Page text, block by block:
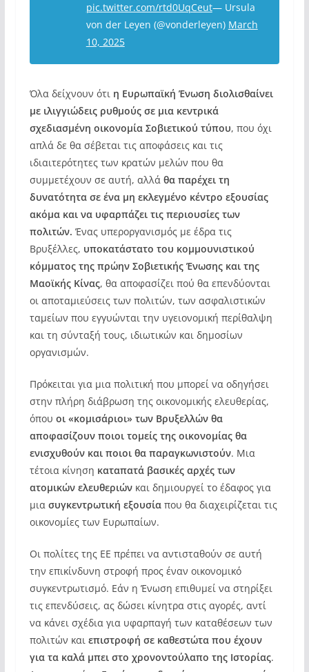
pic.twitter.com/rtd0UqCeut— Ursula
von der Leyen (@vonderleyen) March
10, 2025
Όλα δείχνουν ότι η Ευρωπαϊκή Ένωση διολισθαίνει
με ιλιγγιώδεις ρυθμούς σε μια κεντρικά
σχεδιασμένη οικονομία Σοβιετικού τύπου, που όχι
απλά δε θα σέβεται τις αποφάσεις και τις
ιδιαιτερότητες των κρατών μελών που θα
συμμετέχουν σε αυτή, αλλά θα παρέχει τη
δυνατότητα σε ένα μη εκλεγμένο κέντρο εξουσίας
ακόμα και να υφαρπάζει τις περιουσίες των
πολιτών. Ένας υπεροργανισμός με έδρα τις
Βρυξέλλες, υποκατάστατο του κομμουνιστικού
κόμματος της πρώην Σοβιετικής Ένωσης και της
Μαοϊκής Κίνας, θα αποφασίζει πού θα επενδύονται
οι αποταμιεύσεις των πολιτών, των ασφαλιστικών
ταμείων που εγγυώνται την υγειονομική περίθαλψη
και τη σύνταξή τους, ιδιωτικών και δημοσίων
οργανισμών.
Πρόκειται για μια πολιτική που μπορεί να οδηγήσει
στην πλήρη διάβρωση της οικονομικής ελευθερίας,
όπου οι «κομισάριοι» των Βρυξελλών θα
αποφασίζουν ποιοι τομείς της οικονομίας θα
ενισχυθούν και ποιοι θα παραγκωνιστούν. Μια
τέτοια κίνηση καταπατά βασικές αρχές των
ατομικών ελευθεριώνκαι δημιουργεί το έδαφος για
μια συγκεντρωτική εξουσία που θα διαχειρίζεται τις
οικονομίες των Ευρωπαίων.
Οι πολίτες της ΕΕ πρέπει να αντισταθούν σε αυτή
την επικίνδυνη στροφή προς έναν οικονομικό
συγκεντρωτισμό. Εάν η Ένωση επιθυμεί να στηρίξει
τις επενδύσεις, ας δώσει κίνητρα στις αγορές, αντί
να κάνει σχέδια για υφαρπαγή των καταθέσεων των
πολιτών καιεπιστροφή σε καθεστώτα που έχουν
για τα καλά μπει στο χρονοντούλαπο της Ιστορίας.